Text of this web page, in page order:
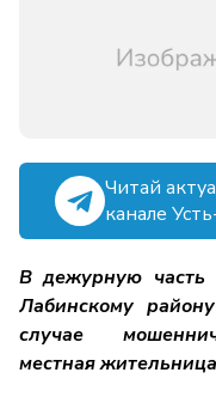
Читай
канале
В дежурную
Лабинскому
случае
местная